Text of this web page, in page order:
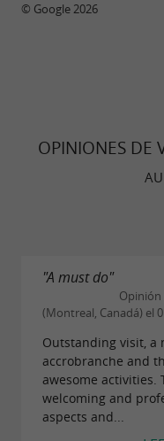
© Google 2026
OPINIONES DE
"A must do"
Opinión
(Montreal, Canadá) el
Outstanding visit, a
accrobranche and
awesome activities.
welcoming and
aspects and...